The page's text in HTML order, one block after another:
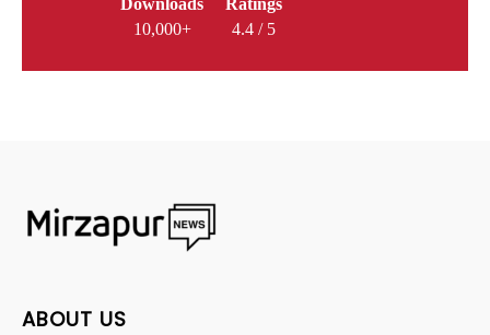
10,000+
4.4 / 5
ABOUT US